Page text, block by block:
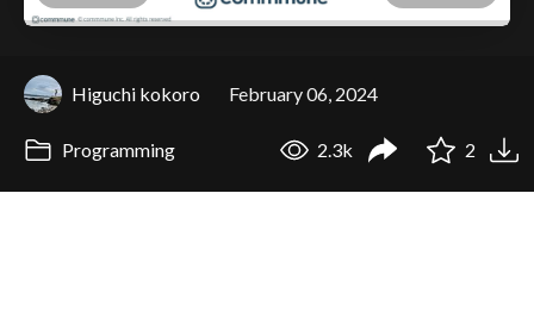
Higuchi kokoro February 06, 2024
Programming 2.3k 2